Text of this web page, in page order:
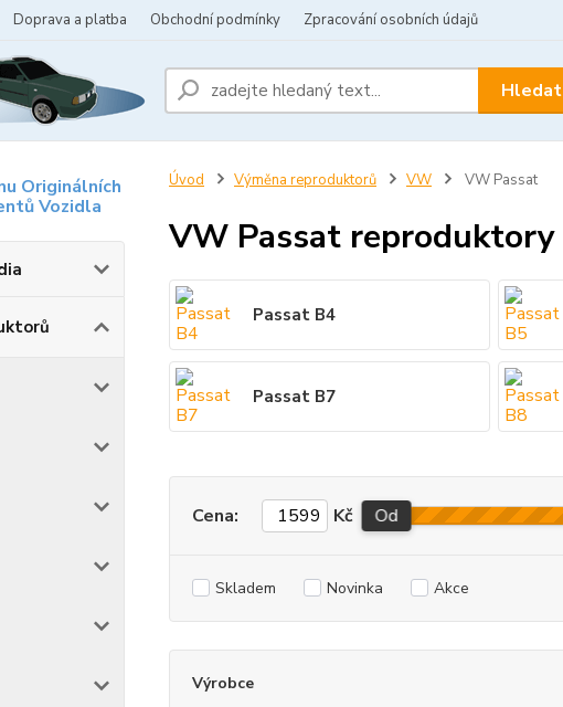
Doprava a platba Obchodní podmínky Zpracování osobních údajů
Hledat
Originálních
Vozidla
Úvod Výměna reproduktorů VW VW Passat
VW Passat reproduktory
Passat B4
Passat B7
Cena: Kč Od
Skladem Novinka Akce
Výrobce